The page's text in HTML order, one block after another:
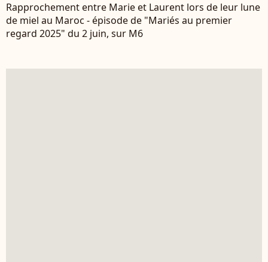
Rapprochement entre Marie et Laurent lors de leur lune
de miel au Maroc - épisode de "Mariés au premier
regard 2025" du 2 juin, sur M6